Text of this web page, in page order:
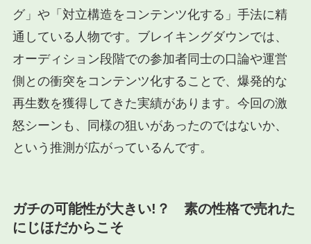
グ」や「対立構造をコンテンツ化する」手法に精
通している人物です。ブレイキングダウンでは、
オーディション段階での参加者同士の口論や運営
側との衝突をコンテンツ化することで、爆発的な
再生数を獲得してきた実績があります。今回の激
怒シーンも、同様の狙いがあったのではないか、
という推測が広がっているんです。
ガチの可能性が大きい!？ 素の性格で売れた
にじほだからこそ